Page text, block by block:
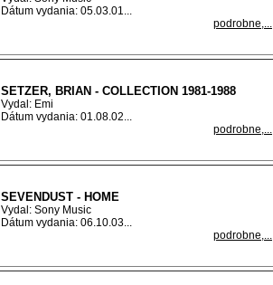
Dátum vydania: 05.03.01...
podrobne,...
SETZER, BRIAN - COLLECTION 1981-1988
Vydal: Emi
Dátum vydania: 01.08.02...
podrobne,...
SEVENDUST - HOME
Vydal: Sony Music
Dátum vydania: 06.10.03...
podrobne,...